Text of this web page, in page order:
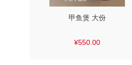
甲鱼煲 大份
¥550.00